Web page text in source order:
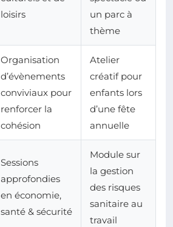
loisirs
un parc à
thème
Organisation
d’évènements
conviviaux pour
renforcer la
cohésion
Atelier
créatif pour
enfants lors
d’une fête
annuelle
Sessions
approfondies
en économie,
santé & sécurité
Module sur
la gestion
des risques
sanitaire au
travail